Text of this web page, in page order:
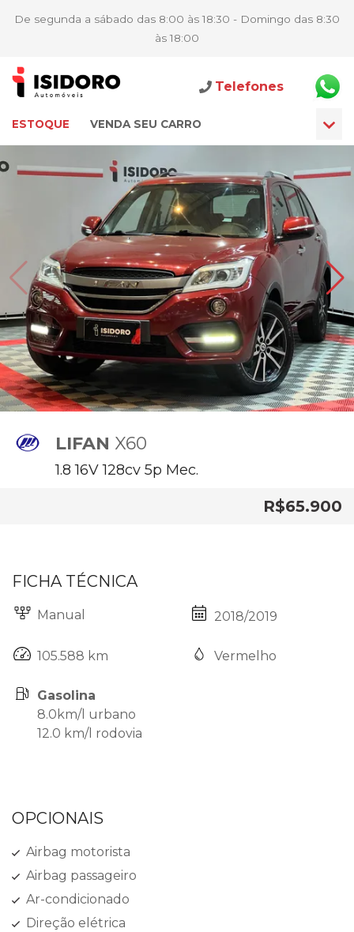
De segunda a sábado das 8:00 às 18:30 - Domingo das 8:30
às 18:00
ESTOQUE VENDA SEU CARRO
Telefones
LIFAN X60
1.8 16V 128cv 5p Mec.
R$65.900
FICHA TÉCNICA
Manual 2018/2019
105.588 km Vermelho
Gasolina
8.0km/l urbano
12.0 km/l rodovia
OPCIONAIS
Airbag motorista
Airbag passageiro
Ar-condicionado
Direção elétrica